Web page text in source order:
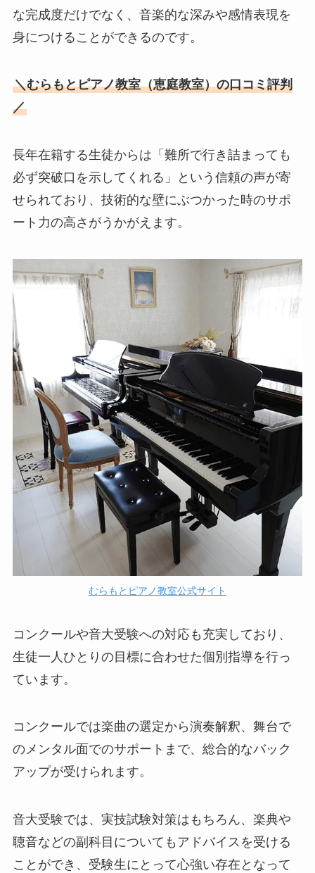
な完成度だけでなく、音楽的な深みや感情表現を
身につけることができるのです。
＼むらもとピアノ教室（恵庭教室）の口コミ評判
／
長年在籍する生徒からは「難所で行き詰まっても
必ず突破口を示してくれる」という信頼の声が寄
せられており、技術的な壁にぶつかった時のサポ
ート力の高さがうかがえます。
むらもとピアノ教室公式サイト
コンクールや音大受験への対応も充実しており、
生徒一人ひとりの目標に合わせた個別指導を行っ
ています。
コンクールでは楽曲の選定から演奏解釈、舞台で
のメンタル面でのサポートまで、総合的なバック
アップが受けられます。
音大受験では、実技試験対策はもちろん、楽典や
聴音などの副科目についてもアドバイスを受ける
ことができ、受験生にとって心強い存在となって